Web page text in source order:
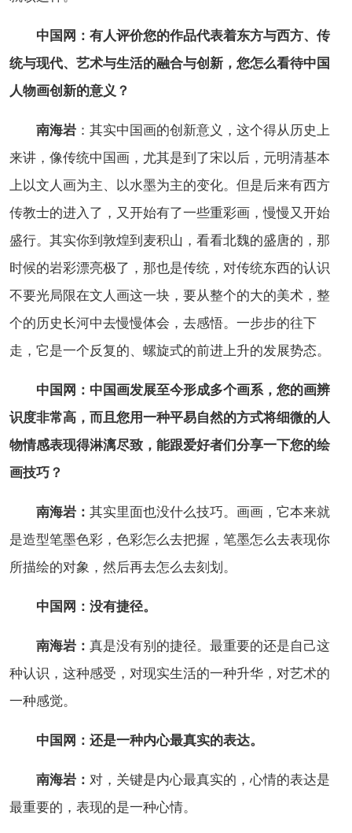
中国网：有人评价您的作品代表着东方与西方、传
统与现代、艺术与生活的融合与创新，您怎么看待中国
人物画创新的意义？
南海岩 ：其实中国画的创新意义，这个得从历史上
来讲，像传统中国画，尤其是到了宋以后，元明清基本
上以文人画为主、以水墨为主的变化。但是后来有西方
传教士的进入了，又开始有了一些重彩画，慢慢又开始
盛行。其实你到敦煌到麦积山，看看北魏的盛唐的，那
时候的岩彩漂亮极了，那也是传统，对传统东西的认识
不要光局限在文人画这一块，要从整个的大的美术，整
个的历史长河中去慢慢体会，去感悟。一步步的往下
走，它是一个反复的、螺旋式的前进上升的发展势态。
中国网：中国画发展至今形成多个画系，您的画辨
识度非常高，而且您用一种平易自然的方式将细微的人
物情感表现得淋漓尽致，能跟爱好者们分享一下您的绘
画技巧？
南海岩： 其实里面也没什么技巧。画画，它本来就
是造型笔墨色彩，色彩怎么去把握，笔墨怎么去表现你
所描绘的对象，然后再去怎么去刻划。
中国网：没有捷径。
南海岩： 真是没有别的捷径。最重要的还是自己这
种认识，这种感受，对现实生活的一种升华，对艺术的
一种感觉。
中国网：还是一种内心最真实的表达。
南海岩： 对，关键是内心最真实的，心情的表达是
最重要的，表现的是一种心情。